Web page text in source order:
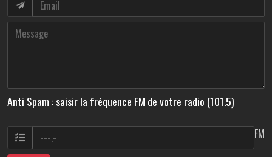
Anti Spam : saisir la fréquence FM de votre radio (101.5)
FM